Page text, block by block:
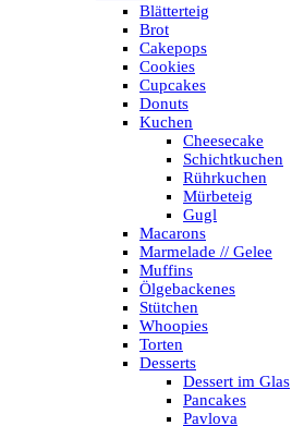
Blätterteig
Brot
Cakepops
Cookies
Cupcakes
Donuts
Kuchen
Cheesecake
Schichtkuchen
Rührkuchen
Mürbeteig
Gugl
Macarons
Marmelade // Gelee
Muffins
Ölgebackenes
Stütchen
Whoopies
Torten
Desserts
Dessert im Glas
Pancakes
Pavlova